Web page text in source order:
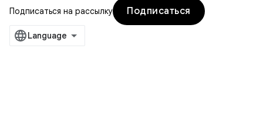
Подписаться на рассылку
Подписаться